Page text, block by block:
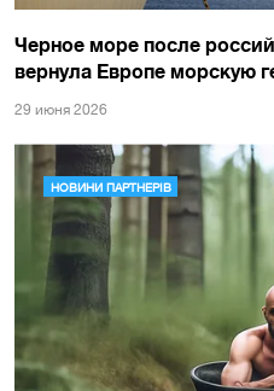
Черное море после
вернула Европе морскую
29 июня 2026